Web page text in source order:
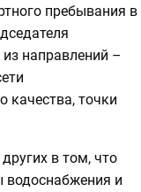
пребывания в
направлений –
качества, точки
в том, что
водоснабжения и